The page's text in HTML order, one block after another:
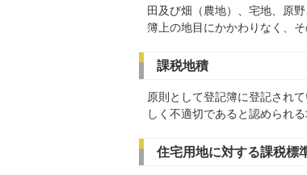
田及び畑（農地）、宅地、原
簿上の地目にかかわりなく、
課税地積
原則として登記簿に登記され
しく不適切であると認められ
住宅用地に対する課税標